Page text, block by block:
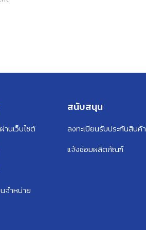
านเว็บไซต์
จำหน่าย
สนับสนุน
ลงทะเบียนรับประกันสินค้า
แจ้งซ่อมผลิตภัณฑ์